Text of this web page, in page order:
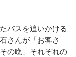
バスを追いかける
さんが「お客さ
の晩、それぞれの